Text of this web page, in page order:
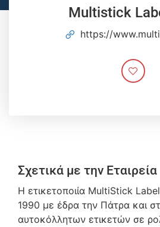
Multistick
https://
Σχετικά με την Εταιρεία
Η ετικετοποιία MultiStick
1990 με έδρα την Πάτρα και
αυτοκόλλητων ετικετών σε